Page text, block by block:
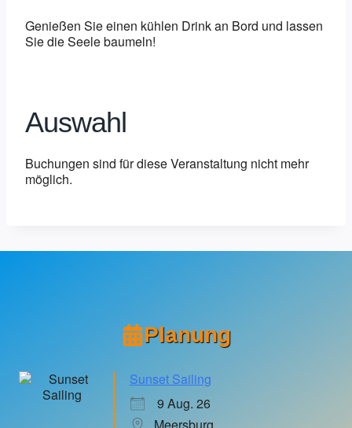
Genießen Sie einen kühlen Drink an Bord und lassen
Sie die Seele baumeln!
Auswahl
Buchungen sind für diese Veranstaltung nicht mehr
möglich.
Planung
Sunset Sailing
9 Aug. 26